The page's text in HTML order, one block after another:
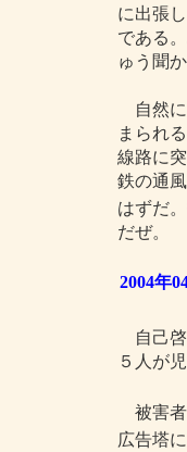
に出張
である
ゅう聞
自然に
まられ
線路に
鉄の通
はずだ
だぜ。
2004年
自己啓
５人が
被害者
広告塔